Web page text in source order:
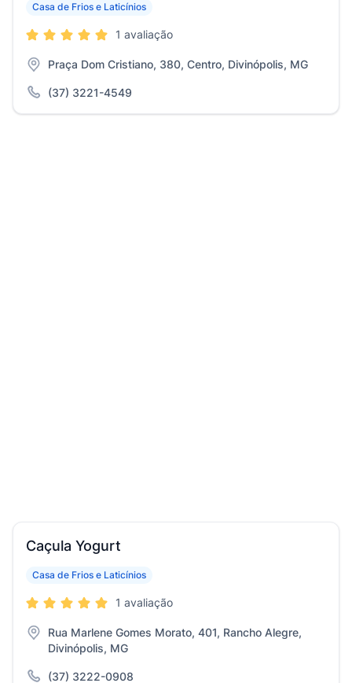
Casa de Frios e Laticínios
1 avaliação
Praça Dom Cristiano, 380, Centro, Divinópolis, MG
(37) 3221-4549
Caçula Yogurt
Casa de Frios e Laticínios
1 avaliação
Rua Marlene Gomes Morato, 401, Rancho Alegre,
Divinópolis, MG
(37) 3222-0908